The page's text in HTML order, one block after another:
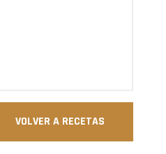
VOLVER A RECETAS